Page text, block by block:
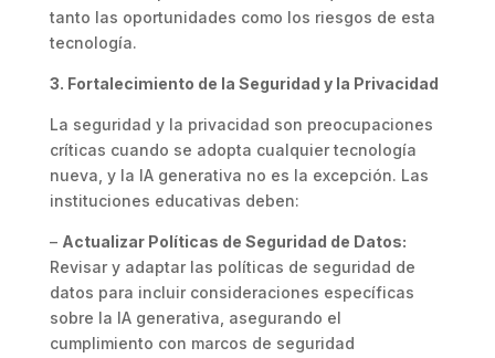
tanto las oportunidades como los riesgos de esta
tecnología.
3. Fortalecimiento de la Seguridad y la Privacidad
La seguridad y la privacidad son preocupaciones
críticas cuando se adopta cualquier tecnología
nueva, y la IA generativa no es la excepción. Las
instituciones educativas deben:
– Actualizar Políticas de Seguridad de Datos:
Revisar y adaptar las políticas de seguridad de
datos para incluir consideraciones específicas
sobre la IA generativa, asegurando el
cumplimiento con marcos de seguridad